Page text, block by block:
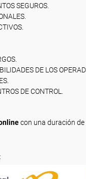
SEGUROS.
DE LOS
DE CONTROL.
con una duración de